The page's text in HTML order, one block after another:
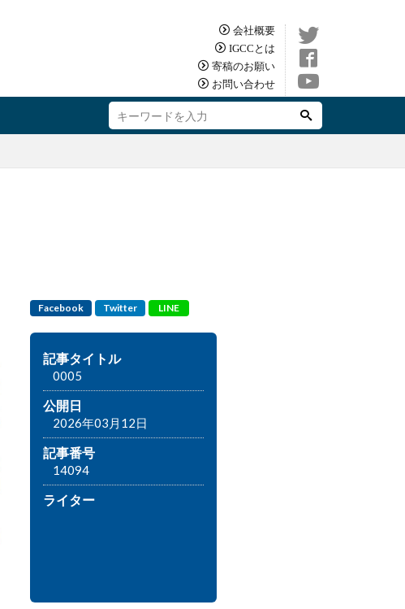
会社概要
IGCCとは
寄稿のお願い
お問い合わせ
Facebook Twitter LINE
記事タイトル
0005
公開日
2026年03月12日
記事番号
14094
ライター